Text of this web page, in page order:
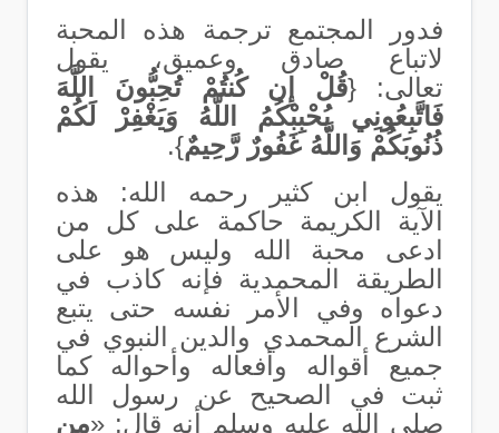
فدور المجتمع ترجمة هذه المحبة
لاتباع صادق وعميق، يقول
تعالى: {قُلْ إِن كُنتُمْ تُحِبُّونَ اللَّهَ
فَاتَّبِعُونِي يُحْبِبْكُمُ اللَّهُ وَيَغْفِرْ لَكُمْ
ذُنُوبَكُمْ وَاللَّهُ غَفُورٌ رَّحِيمٌ}
.
يقول ابن كثير رحمه الله: هذه
الآية الكريمة حاكمة على كل من
ادعى محبة الله وليس هو على
الطريقة المحمدية فإنه كاذب في
دعواه وفي الأمر نفسه حتى يتبع
الشرع المحمدي والدين النبوي في
جميع أقواله وأفعاله وأحواله كما
ثبت في الصحيح عن رسول الله
صلى الله عليه وسلم أنه قال: «من